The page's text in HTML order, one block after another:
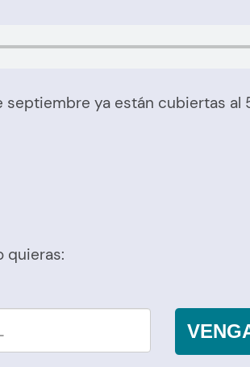
ya están cubiertas al
quieras: